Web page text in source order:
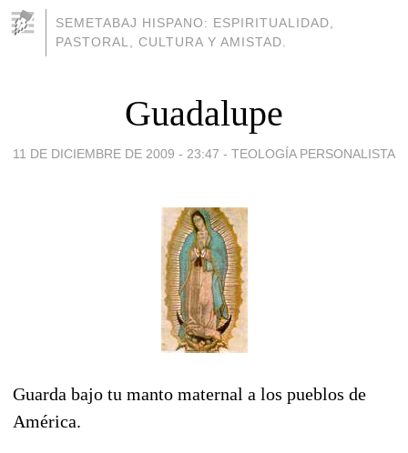
SEMETABAJ HISPANO: ESPIRITUALIDAD,
PASTORAL, CULTURA Y AMISTAD.
Guadalupe
11 DE DICIEMBRE DE 2009 - 23:47 - TEOLOGÍA PERSONALISTA
Guarda bajo tu manto maternal a los pueblos de
América.